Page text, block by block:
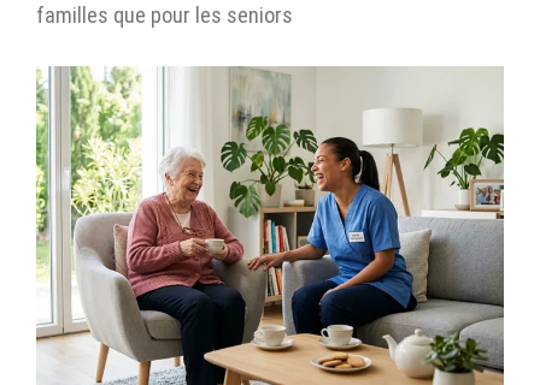
familles que pour les seniors